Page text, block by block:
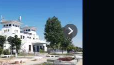
Next